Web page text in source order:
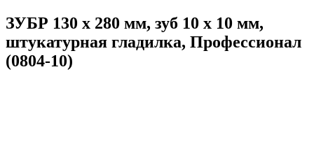
ЗУБР 130 х 280 мм, зуб 10 х 10 мм,
штукатурная гладилка, Профессионал
(0804-10)